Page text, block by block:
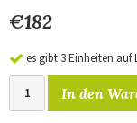
€182
es gibt 3 Einheiten auf
In den